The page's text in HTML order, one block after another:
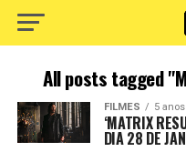
All posts tagged
FILMES 5
‘MATRIX
DIA 28 DE